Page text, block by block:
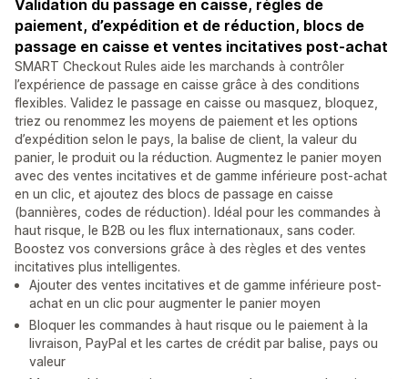
Validation du passage en caisse, règles de
paiement, d’expédition et de réduction, blocs de
passage en caisse et ventes incitatives post-achat
SMART Checkout Rules aide les marchands à contrôler
l’expérience de passage en caisse grâce à des conditions
flexibles. Validez le passage en caisse ou masquez, bloquez,
triez ou renommez les moyens de paiement et les options
d’expédition selon le pays, la balise de client, la valeur du
panier, le produit ou la réduction. Augmentez le panier moyen
avec des ventes incitatives et de gamme inférieure post-achat
en un clic, et ajoutez des blocs de passage en caisse
(bannières, codes de réduction). Idéal pour les commandes à
haut risque, le B2B ou les flux internationaux, sans coder.
Boostez vos conversions grâce à des règles et des ventes
incitatives plus intelligentes.
Ajouter des ventes incitatives et de gamme inférieure post-
achat en un clic pour augmenter le panier moyen
Bloquer les commandes à haut risque ou le paiement à la
livraison, PayPal et les cartes de crédit par balise, pays ou
valeur